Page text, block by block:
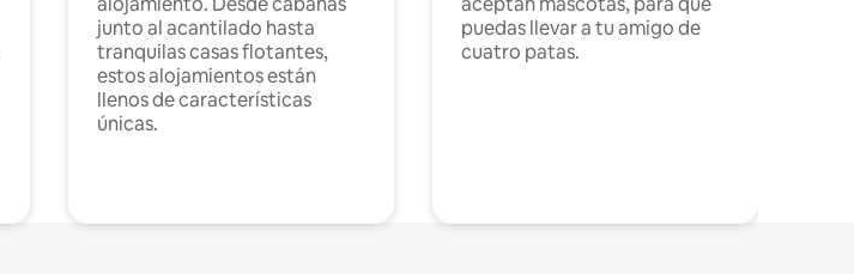
junto al acantilado hasta
tranquilas casas flotantes,
estos alojamientos están
llenos de características
únicas.
puedas llevar a tu amigo de
cuatro patas.